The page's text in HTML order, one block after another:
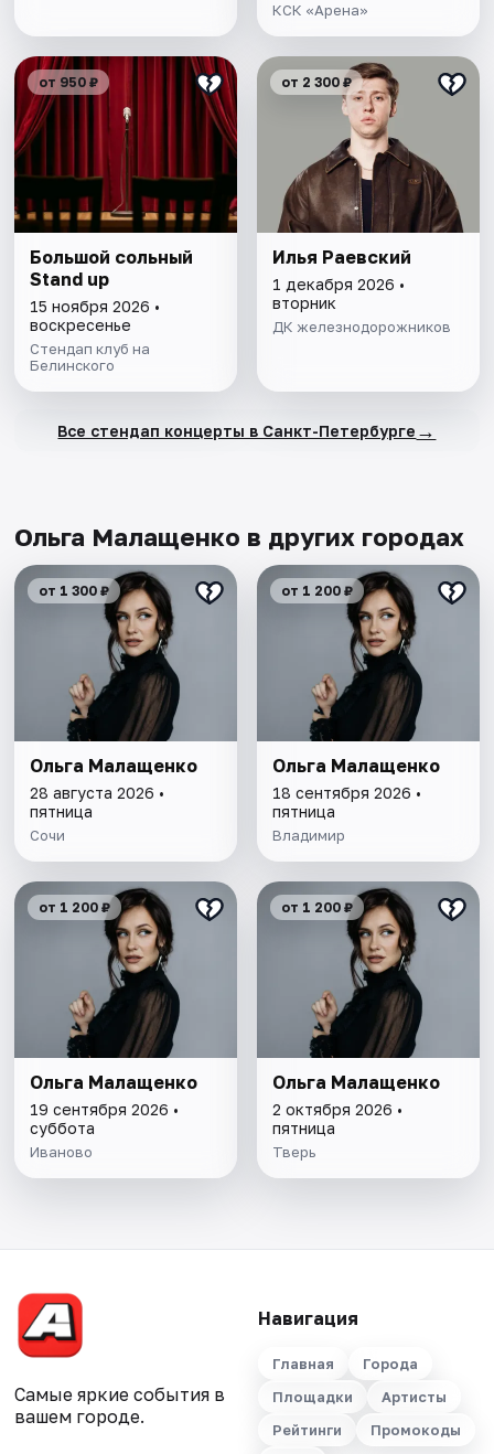
КСК «Арена»
от 950 ₽
Большой сольный
Stand up
15 ноября 2026 •
воскресенье
Стендап клуб на
Белинского
от 2 300 ₽
Илья Раевский
1 декабря 2026 •
вторник
ДК железнодорожников
Все стендап концерты в Санкт-Петербурге →
Ольга Малащенко в других городах
от 1 300 ₽
Ольга Малащенко
28 августа 2026 •
пятница
Сочи
от 1 200 ₽
Ольга Малащенко
18 сентября 2026 •
пятница
Владимир
от 1 200 ₽
Ольга Малащенко
19 сентября 2026 •
суббота
Иваново
от 1 200 ₽
Ольга Малащенко
2 октября 2026 •
пятница
Тверь
Самые яркие события в
вашем городе.
Навигация
Главная
Города
Площадки
Артисты
Рейтинги
Промокоды